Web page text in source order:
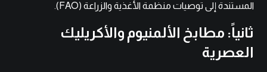
المستندة إلى توصيات منظمة الأغذية والزراعة (FAO).
ثانياً: مطابخ الألمنيوم والأكريليك
العصرية